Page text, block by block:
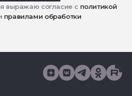
выражаю согласие с политикой
правилами обработки